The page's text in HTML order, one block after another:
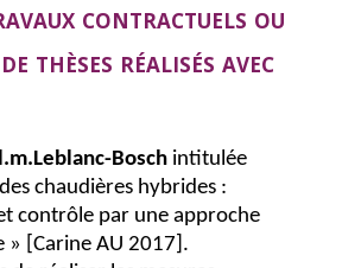
contractuels ou
thèses réalisés avec
-Bosch intitulée
chaudières hybrides :
contrôle par une approche
»
[Carine AU 2017] .